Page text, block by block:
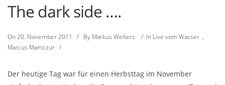
The dark side ….
On 20. November 2011 / By Markus Welters / In Live vom Wasser ,
Marcus Mamczur /
Der heutige Tag war für einen Herbsttag im November